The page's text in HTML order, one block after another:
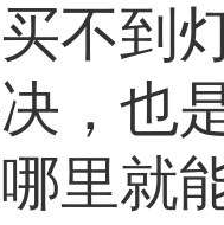
不到
，也
里就